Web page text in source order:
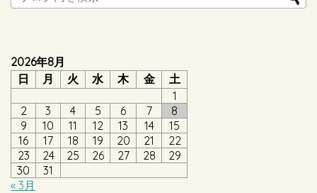
2026年8月
日
月 火 水 木 金
土
1
2
3 4 5 6 7
8
9
10 11 12 13 14
15
16
17 18 19 20 21
22
23
24 25 26 27 28
29
30
31
« 3月